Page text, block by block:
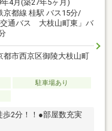
年4月(築27年5ヶ月)
京都線 桂駅 バス15分/
交通バス 大枝山町東」バ
都市西京区御陵大枝山町
駐車場あり
2分！！●部屋数充実